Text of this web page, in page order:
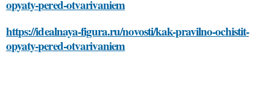
opyaty-pered-otvarivaniem
https://idealnaya-figura.ru/novosti/kak-pravilno-ochistit-
opyaty-pered-otvarivaniem